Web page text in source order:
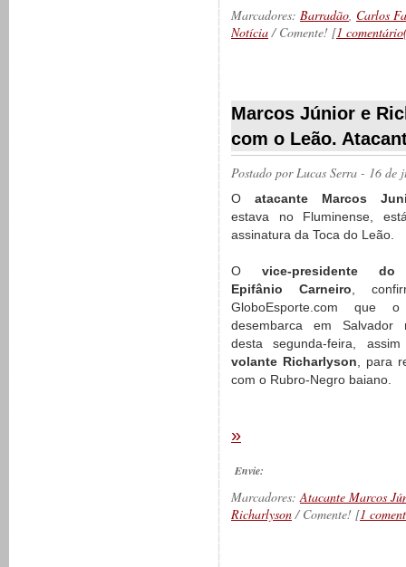
Marcadores: Barradão, Carlos
Notícia / Comente! [1
Marcos Júnior e
com o Leão.
Postado porLucas Serra - 16 de
O atacante Marcos
estava no Fluminense,
assinatura da Toca do Leão.
O vice-presidente do
Epifânio Carneiro ,
GloboEsporte.com que
desembarca em Salvador
desta segunda-feira,
volante Richarlyson , para
com o Rubro-Negro baiano.
»
Envie:
Marcadores:Atacante Marcos
Richarlyson / Comente! [1